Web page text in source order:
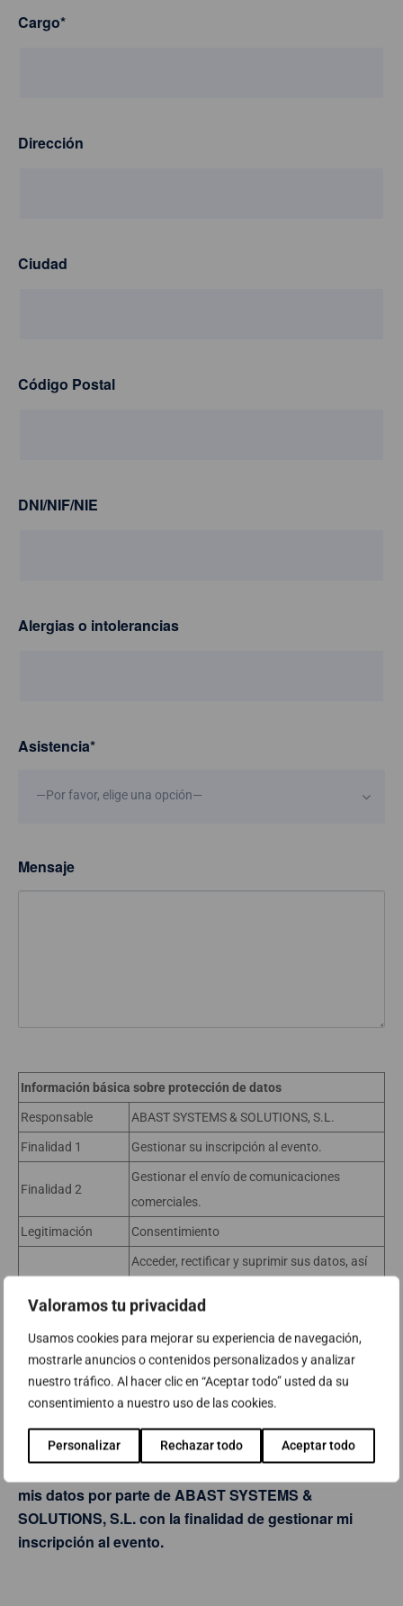
Valoramos tu privacidad
Usamos cookies para mejorar su experiencia de navegación,
mostrarle anuncios o contenidos personalizados y analizar
nuestro tráfico. Al hacer clic en “Aceptar todo” usted da su
consentimiento a nuestro uso de las cookies.
Personalizar Rechazar todo Aceptar todo
Cargo*
Dirección
Ciudad
Código Postal
DNI/NIF/NIE
Alergias o intolerancias
Asistencia*
—Por favor, elige una opción—
Mensaje
Información básica sobre protección de datos
Responsable ABAST SYSTEMS & SOLUTIONS, S.L.
Finalidad 1 Gestionar su inscripción al evento.
Finalidad 2
Gestionar el envío de comunicaciones
comerciales.
Legitimación Consentimiento
Acceder, rectificar y suprimir sus datos, así
la información adicional.
Información
Adicional
Puede consultar la información adicional y
detallada sobre Protección de Datos en
nuestra página web:
privacidad/
mis datos por parte de ABAST SYSTEMS &
SOLUTIONS, S.L. con la finalidad de gestionar mi
inscripción al evento.